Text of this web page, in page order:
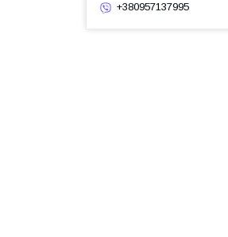
+380957137995